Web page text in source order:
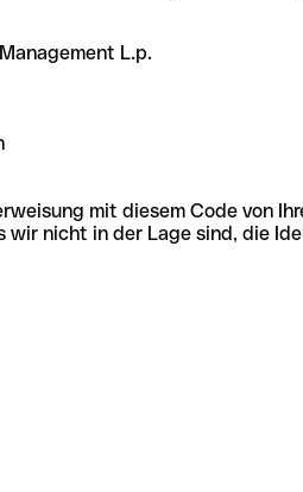
L.p.
mit diesem Code von
wir nicht in der Lage sind, die